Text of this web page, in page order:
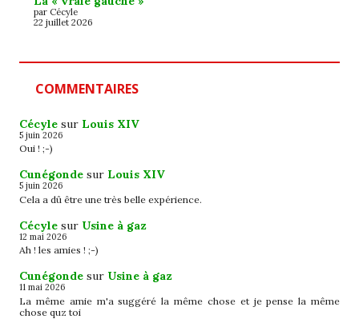
par Cécyle
22 juillet 2026
COMMENTAIRES
Cécyle sur Louis XIV
5 juin 2026
Oui ! ;-)
Cunégonde sur Louis XIV
5 juin 2026
Cela a dû être une très belle expérience.
Cécyle sur Usine à gaz
12 mai 2026
Ah ! les amies ! ;-)
Cunégonde sur Usine à gaz
11 mai 2026
La même amie m'a suggéré la même chose et je pense la même
chose quz toi